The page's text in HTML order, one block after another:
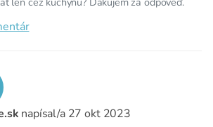
napísal/a 27 okt 2023